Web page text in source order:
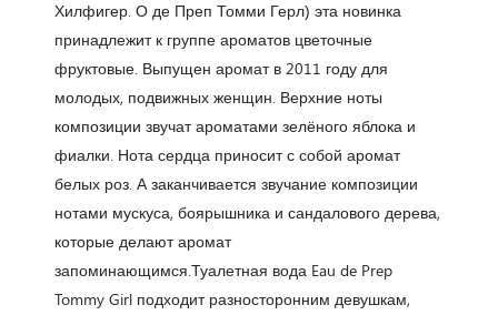
Хилфигер. О де Преп Томми Герл) эта новинка
принадлежит к группе ароматов цветочные
фруктовые. Выпущен аромат в 2011 году для
молодых, подвижных женщин. Верхние ноты
композиции звучат ароматами зелёного яблока и
фиалки. Нота сердца приносит с собой аромат
белых роз. А заканчивается звучание композиции
нотами мускуса, боярышника и сандалового дерева,
которые делают аромат
запоминающимся.Туалетная вода Eau de Prep
Tommy Girl подходит разносторонним девушкам,